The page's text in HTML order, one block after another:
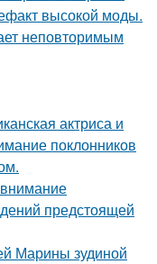
высокой моды.
неповторимым
актриса и
поклонников
предстоящей
Марины зудиной